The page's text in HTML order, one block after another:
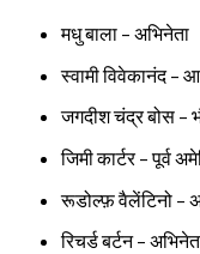
मधु बाला – अभिनेता
स्वामी विवेकानंद –
जगदीश चंद्र बोस –
जिमी कार्टर – पूर्व
रूडोल्फ़ वैलेंटिनो –
रिचर्ड बर्टन –